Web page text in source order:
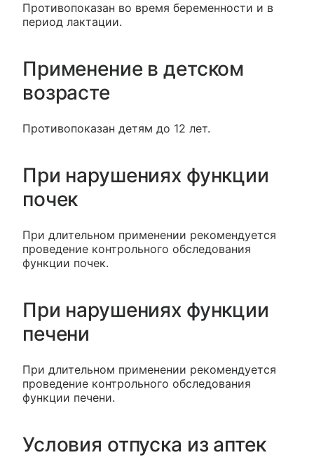
Противопоказан во время беременности и в
период лактации.
Применение в детском
возрасте
Противопоказан детям до 12 лет.
При нарушениях функции
почек
При длительном применении рекомендуется
проведение контрольного обследования
функции почек.
При нарушениях функции
печени
При длительном применении рекомендуется
проведение контрольного обследования
функции печени.
Условия отпуска из аптек